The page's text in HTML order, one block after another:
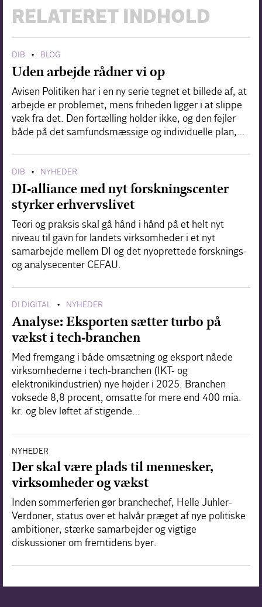
RELATERET INDHOLD
DIB • BLOG
Uden arbejde rådner vi op
Avisen Politiken har i en ny serie tegnet et billede af, at
arbejde er problemet, mens friheden ligger i at slippe
væk fra det. Den fortælling holder ikke, og den fejler
både på det samfundsmæssige og individuelle plan,…
DIB • NYHEDER
DI-alliance med nyt forskningscenter
styrker erhvervslivet
Teori og praksis skal gå hånd i hånd på et helt nyt
niveau til gavn for landets virksomheder i et nyt
samarbejde mellem DI og det nyoprettede forsknings-
og analysecenter CEFAU.
DI DIGITAL • NYHEDER
Analyse: Eksporten sætter turbo på
vækst i tech-branchen
Med fremgang i både omsætning og eksport nåede
virksomhederne i tech-branchen (IKT- og
elektronikindustrien) nye højder i 2025. Branchen
voksede 8,8 procent, omsatte for mere end 400 mia.
kr. og blev løftet af stigende…
NYHEDER
Der skal være plads til mennesker,
virksomheder og vækst
Inden sommerferien gør branchechef, Helle Juhler-
Verdoner, status over et halvår præget af nye politiske
ambitioner, stærke samarbejder og vigtige
diskussioner om fremtidens byer.